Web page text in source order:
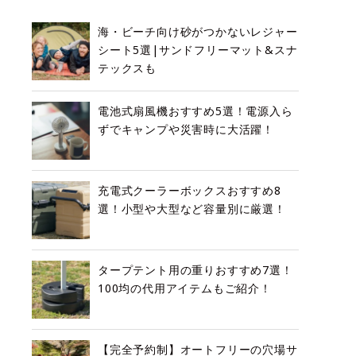
海・ビーチ向け砂がつかないレジャー
シート5選|サンドフリーマット&スナ
テックスも
電池式扇風機おすすめ5選！電源入ら
ずでキャンプや災害時に大活躍！
充電式クーラーボックスおすすめ8
選！小型や大型など容量別に厳選！
タープテント用の重りおすすめ7選！
100均の代用アイテムもご紹介！
【完全予約制】オートフリーの穴場サ